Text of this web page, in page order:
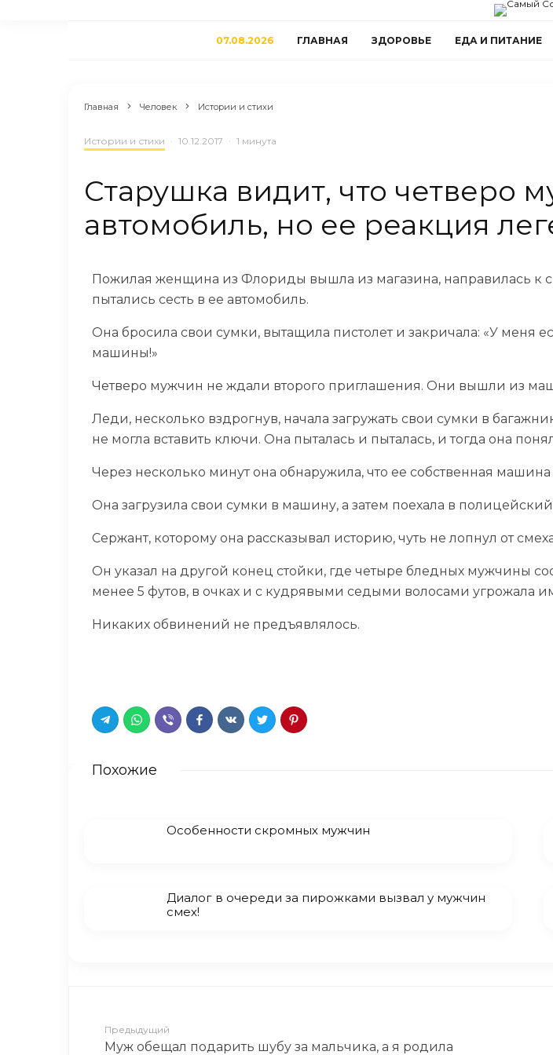
07.08.2026 ГЛАВНАЯ ЗДОРОВЬЕ ЕДА И ПИТАНИЕ
Главная Человек Истории и стихи
Истории и стихи · 10.12.2017 · 1 минута
Старушка видит, что четверо
автомобиль, но ее реакция
Пожилая женщина из Флориды вышла из магазина, направилась к
пытались сесть в ее автомобиль.
Она бросила свои сумки, вытащила пистолет и закричала: «У меня
машины!»
Четверо мужчин не ждали второго приглашения. Они вышли из
Леди, несколько вздрогнув, начала загружать свои сумки в
не могла вставить ключи. Она пыталась и пыталась, и тогда она
Через несколько минут она обнаружила, что ее собственная
Она загрузила свои сумки в машину, а затем поехала в полицейский
Сержант, которому она рассказывал историю, чуть не лопнул от
Он указал на другой конец стойки, где четыре бледных мужчины
менее 5 футов, в очках и с кудрявыми седыми волосами угрожала
Никаких обвинений не предъявлялось.
Похожие
Особенности скромных мужчин
Диалог в очереди за пирожками вызвал у мужчин
смех!
Предыдущий
Муж обещал подарить шубу за мальчика, а я родила